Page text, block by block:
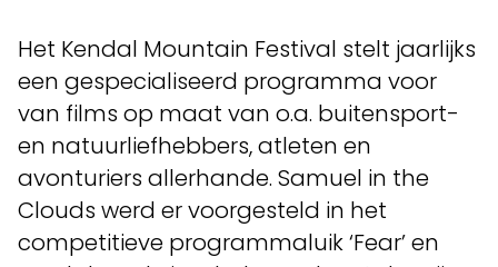
Het Kendal Mountain Festival stelt jaarlijks
een gespecialiseerd programma voor
van films op maat van o.a. buitensport-
en natuurliefhebbers, atleten en
avonturiers allerhande. Samuel in the
Clouds werd er voorgesteld in het
competitieve programmaluik ‘Fear’ en